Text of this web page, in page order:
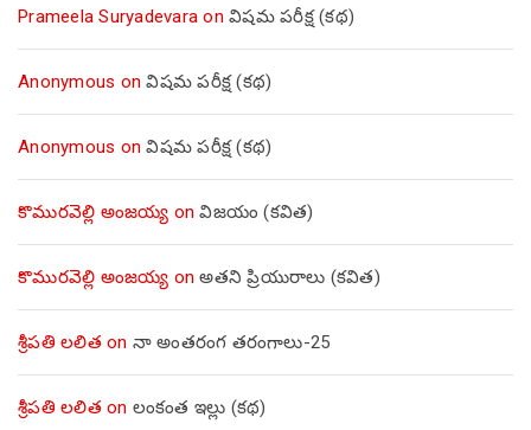
Prameela Suryadevara on విషమ పరీక్ష (క‌థ‌)
Anonymous onవిషమ పరీక్ష (క‌థ‌)
Anonymous onవిషమ పరీక్ష (క‌థ‌)
కొమురవెల్లి అంజయ్య onవిజయం (కవిత)
కొమురవెల్లి అంజయ్య onఅతని ప్రియురాలు (కవిత)
శ్రీపతి లలిత on నా అంతరంగ తరంగాలు-25
శ్రీపతి లలిత on లంకంత ఇల్లు (కథ)